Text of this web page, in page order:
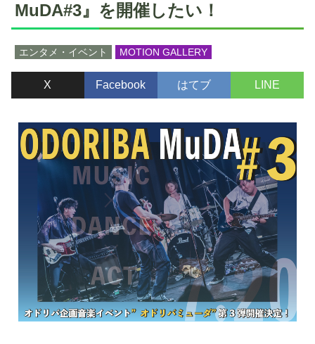
MuDA#3』を開催したい！
エンタメ・イベント MOTION GALLERY
X Facebook はてブ LINE